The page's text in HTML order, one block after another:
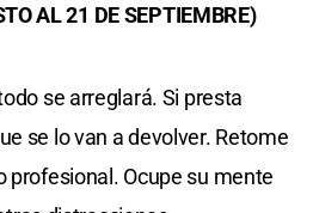
AL 21 DE SEPTIEMBRE)
se arreglará. Si presta
se lo van a devolver. Retome
profesional. Ocupe su mente